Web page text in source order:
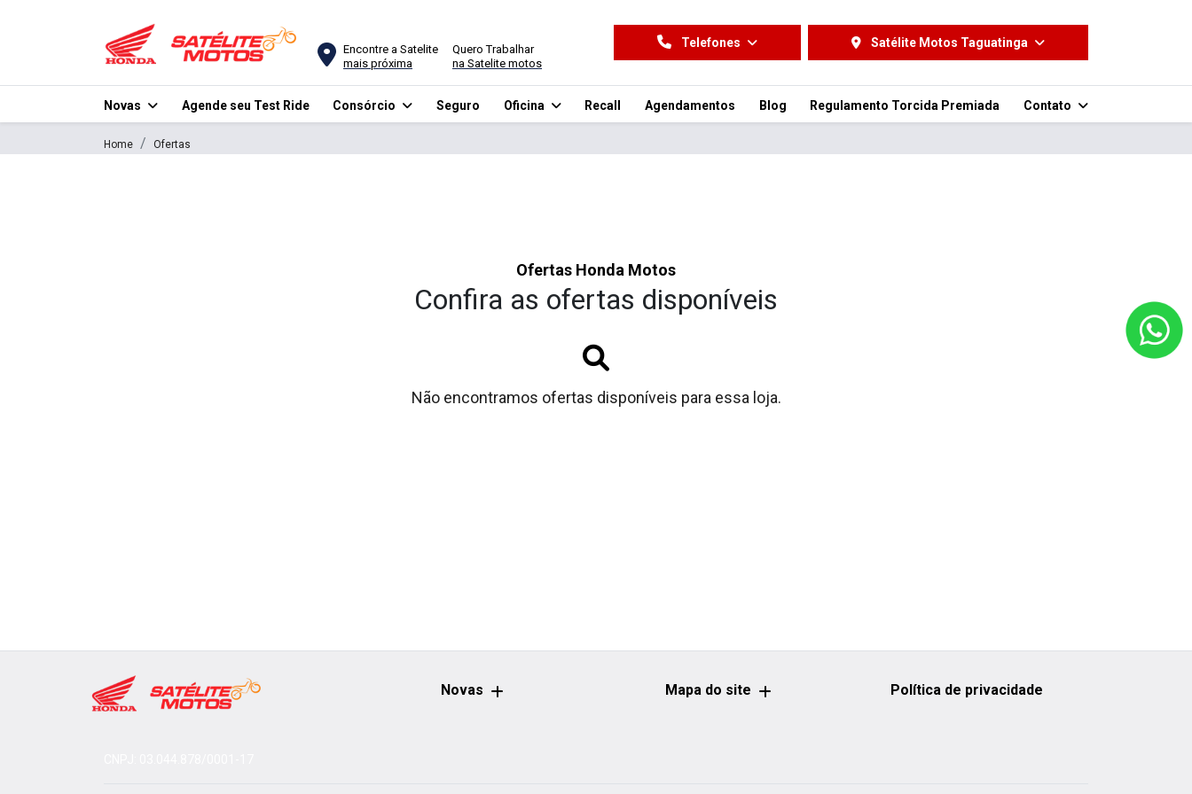
Encontre a Satelite
mais próxima
Quero Trabalhar
na Satelite motos
Telefones Satélite Motos Taguatinga
Novas Agende seu Test Ride Consórcio Seguro Oficina Recall Agendamentos Blog Regulamento Torcida Premiada Contato
Home Ofertas
Ofertas Honda Motos
Confira as ofertas disponíveis
Não encontramos ofertas disponíveis para essa loja.
Novas Mapa do site Política de privacidade